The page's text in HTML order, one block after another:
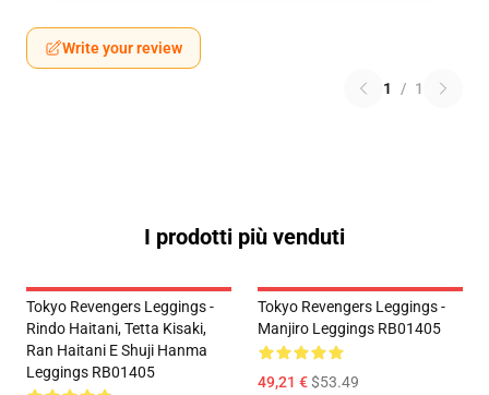
Write your review
1 / 1
I prodotti più venduti
Tokyo Revengers Leggings -
Rindo Haitani, Tetta Kisaki,
Ran Haitani E Shuji Hanma
Leggings RB01405
Tokyo Revengers Leggings -
Manjiro Leggings RB01405
49,21 €$53.49